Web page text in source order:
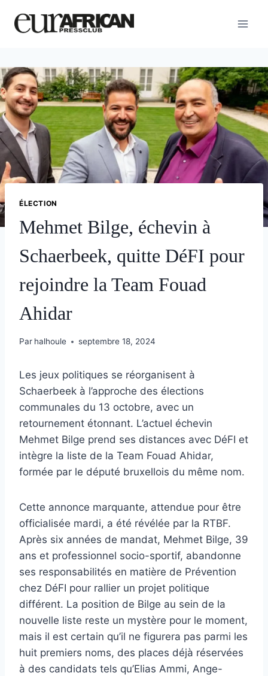
ÉLECTION
Mehmet Bilge, échevin à
Schaerbeek, quitte DéFI pour
rejoindre la Team Fouad
Ahidar
Par halhoule septembre 18, 2024
Les jeux politiques se réorganisent à
Schaerbeek à l’approche des élections
communales du 13 octobre, avec un
retournement étonnant. L’actuel échevin
Mehmet Bilge prend ses distances avec DéFI et
intègre la liste de la Team Fouad Ahidar,
formée par le député bruxellois du même nom.
Cette annonce marquante, attendue pour être
officialisée mardi, a été révélée par la RTBF.
Après six années de mandat, Mehmet Bilge, 39
ans et professionnel socio-sportif, abandonne
ses responsabilités en matière de Prévention
chez DéFI pour rallier un projet politique
différent. La position de Bilge au sein de la
nouvelle liste reste un mystère pour le moment,
mais il est certain qu’il ne figurera pas parmi les
huit premiers noms, des places déjà réservées
à des candidats tels qu’Elias Ammi, Ange-